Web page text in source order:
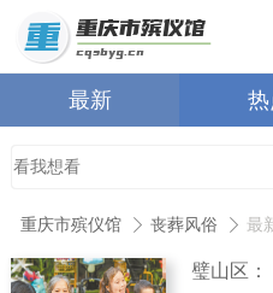
最新 热
重庆市殡仪馆 丧葬风俗 最
璧山区：